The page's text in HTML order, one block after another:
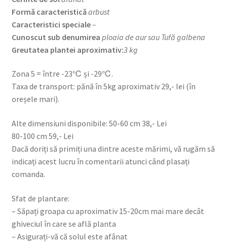
Formă caracteristicăarbust
Caracteristici speciale–
Cunoscut sub denumirea ploaia de aur sau Tufă galbena
Greutatea plantei aproximativ:3 kg
Zona 5 = între -23℃ și -29℃.
Taxa de transport: pănă în 5kg aproximativ 29,- lei (în
oreșele mari).
Alte dimensiuni disponibile: 50-60 cm 38,- Lei
80-100 cm 59,- Lei
Dacă doriți să primiți una dintre aceste mărimi, vă rugăm să
indicați acest lucru în comentarii atunci când plasați
comanda.
Sfat de plantare:
– Săpați groapa cu aproximativ 15-20cm mai mare decât
ghiveciul în care se află planta
– Asigurați-vă că solul este afânat